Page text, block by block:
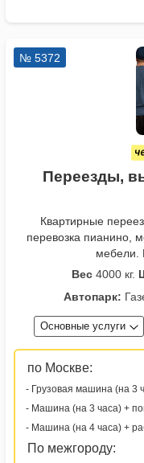
№ 5372
Переезды,
Квартирные
перевозка пианино,
мебели.
Вес 4000 кг.
Автопарк:
Основные услуги
по Москве:
- Грузовая машина (на 3
- Машина (на 3 часа) +
- Машина (на 4 часа) +
По межгороду: